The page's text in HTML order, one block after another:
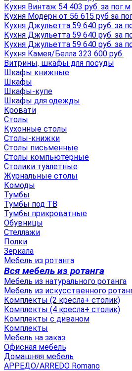
Кухня Винтаж 54 403 руб. за пог.м
Кухня Модерн от 56 615 руб за
Кухня Джульетта 59 640 руб. за
Кухня Джульетта 59 640 руб. за
Кухня Джульетта 59 640 руб. за
Кухня Камея/Белла 323 600 руб.
Витрины, шкафы для посуды
Шкафы книжные
Шкафы
Шкафы-купе
Шкафы для одежды
Кровати
Столы
Кухонные столы
Столы-книжки
Столы письменные
Столы компьютерные
Столики туалетные
Журнальные столы
Комоды
Тумбы
Тумбы под ТВ
Тумбы прикроватные
Обувницы
Стеллажи
Полки
Зеркала
Мебель из ротанга
Вся мебель из ротанга
Мебель из натурального ротанга
Мебель из искусственного
Комплекты (2 кресла+ столик)
Комплекты (4 кресла+ столик)
Комплекты с диваном
Комплекты
Мебель на заказ
Офисная мебель
Домашняя мебель
АРРЕДО/ARREDO Romano